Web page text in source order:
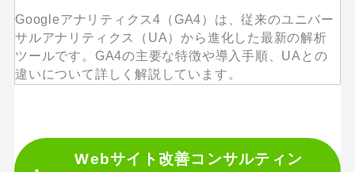
Googleアナリティクス4（GA4）は、従来のユニバー
サルアナリティクス（UA）から進化した最新の解析
ツールです。GA4の主要な特徴や導入手順、UAとの
違いについて詳しく解説しています。
Webサイト改善コンサルティン